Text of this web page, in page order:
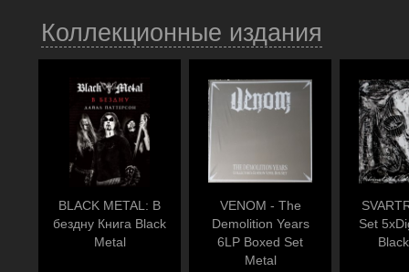
Коллекционные издания
BLACK METAL: В
бездну Книга Black
Metal
VENOM - The
Demolition Years
6LP Boxed Set
Metal
Set